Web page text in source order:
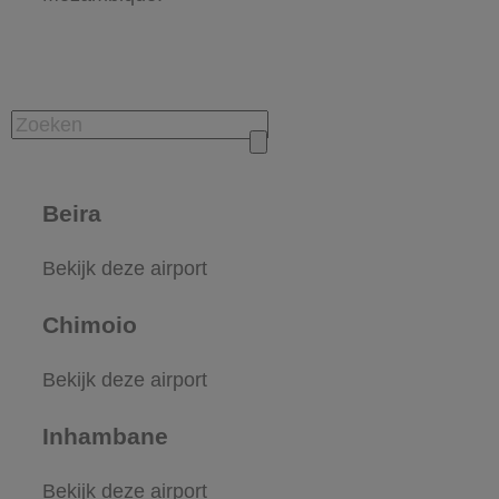
Beira
Bekijk deze airport
Chimoio
Bekijk deze airport
Inhambane
Bekijk deze airport